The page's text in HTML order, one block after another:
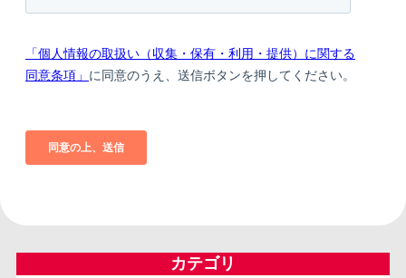
カテゴリ